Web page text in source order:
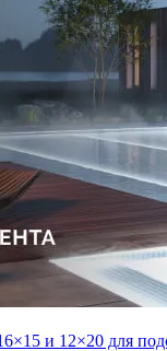
и 12×20 для